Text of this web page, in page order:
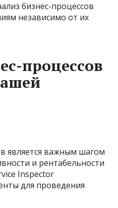
бизнес-процессов
независимо от их
процессов
является важным шагом
и рентабельности
Inspector
для проведения